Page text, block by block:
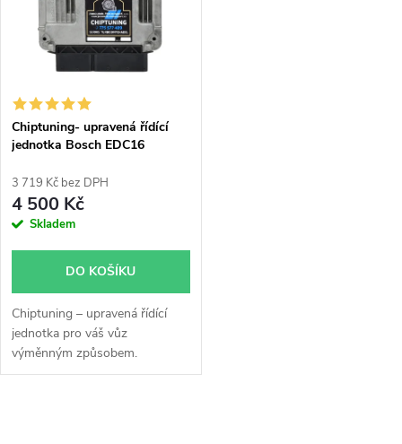
Chiptuning- upravená řídící
jednotka Bosch EDC16
3 719 Kč bez DPH
4 500 Kč
Skladem
DO KOŠÍKU
Chiptuning – upravená řídící
jednotka pro váš vůz
výměnným způsobem.